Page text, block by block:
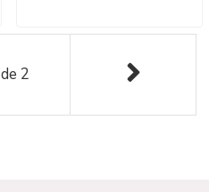
de 2